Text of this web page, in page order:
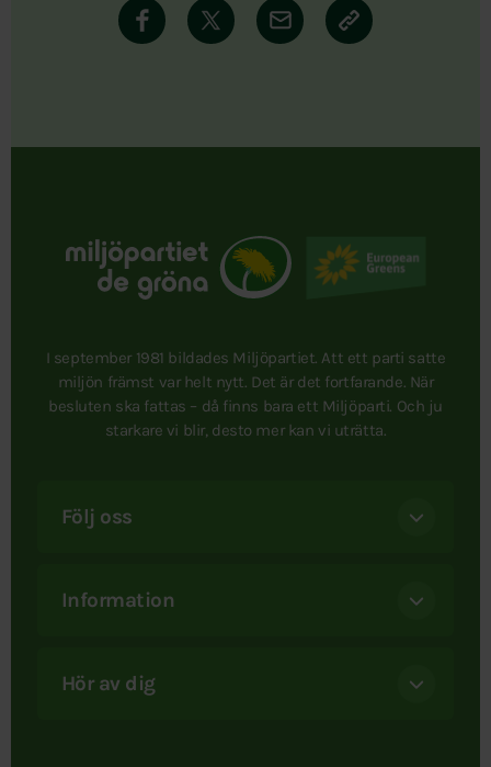
I september 1981 bildades Miljöpartiet. Att ett parti satte
miljön främst var helt nytt. Det är det fortfarande. När
besluten ska fattas – då finns bara ett Miljöparti. Och ju
starkare vi blir, desto mer kan vi uträtta.
Följ oss
Information
Hör av dig